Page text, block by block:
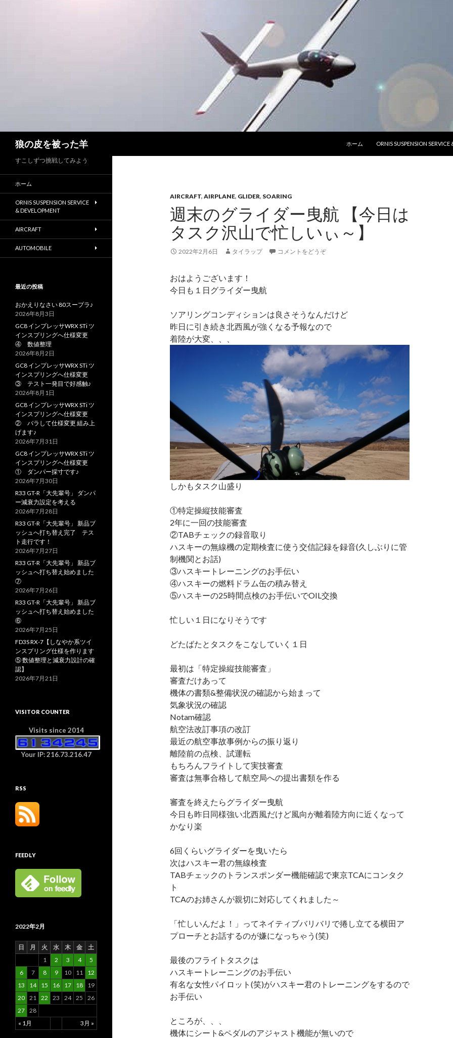
狼の皮を被った羊
ホーム
ORNIS SUSPENSION
AIRCRAFT, AIRPLANE, GLIDER, SOARING
週末のグライダー曳航 【今日は
タスク沢山で忙しいぃ～】
2022年2月6日 タイラップ コメントをどうぞ
おはようございます！
今日も１日グライダー曳航
ソアリングコンディションは良さそうなんだけど
昨日に引き続き北西風が強くなる予報なので
着陸が大変、、、
しかもタスク山盛り
①特定操縦技能審査
2年に一回の技能審査
②TABチェックの録音取り
ハスキーの無線機の定期検査に使う交信記録を録音(久しぶりに管
制機関とお話)
③ハスキートレーニングのお手伝い
④ハスキーの燃料ドラム缶の積み替え
⑤ハスキーの25時間点検のお手伝いでOIL交換
忙しい１日になりそうです
どたばたとタスクをこなしていく１日
最初は「特定操縦技能審査」
審査だけあって
機体の書類&整備状況の確認から始まって
気象状況の確認
Notam確認
航空法改訂事項の改訂
最近の航空事故事例からの振り返り
離陸前の点検、試運転
もちろんフライトして実技審査
審査は無事合格して航空局への提出書類を作る
審査を終えたらグライダー曳航
今日も昨日同様強い北西風だけど風向が離着陸方向に近くなって
かなり楽
6回くらいグライダーを曳いたら
次はハスキー君の無線検査
TABチェックのトランスポンダー機能確認で東京TCAにコンタク
ト
TCAのお姉さんが親切に対応してくれました～
「忙しいんだよ！」ってネイティブバリバリで捲し立てる横田ア
プローチとお話するのが嫌になっちゃう(笑)
最後のフライトタスクは
ハスキートレーニングのお手伝い
有名な女性パイロット(笑)がハスキー君のトレーニングをするので
お手伝い
ところが、、、
機体にシート&ペダルのアジャスト機能が無いので
すこしずつ挑戦してみよう
ホーム
ORNIS SUSPENSION SERVICE
& DEVELOPMENT
AIRCRAFT
AUTOMOBILE
最近の投稿
おかえりなさい 80スープラ♪
2026年8月3日
GC8 インプレッサWRX STi ツ
インスプリングへ仕様変更
④ 数値整理
2026年8月2日
GC8 インプレッサWRX STi ツ
インスプリングへ仕様変更
③ テスト一発目で好感触♪
2026年8月1日
GC8 インプレッサWRX STi ツ
インスプリングへ仕様変更
② バラして仕様変更 組み上
げます♪
2026年7月31日
GC8 インプレッサWRX STi ツ
インスプリングへ仕様変更
① ダンパー採寸です♪
2026年7月30日
R33 GT-R「大先輩号」 ダンパ
ー減衰力設定を考える
2026年7月28日
R33 GT-R「大先輩号」 新品ブ
ッシュへ打ち替え完了 テス
ト走行です！
2026年7月27日
R33 GT-R「大先輩号」 新品ブ
ッシュへ打ち替え始めました
⑦
2026年7月26日
R33 GT-R「大先輩号」 新品ブ
ッシュへ打ち替え始めました
⑥
2026年7月25日
FD3S RX-7【しなやか系ツイ
ンスプリング仕様を作ります
⑤ 数値整理と減衰力設計の確
認】
2026年7月21日
VISITOR COUNTER
Visits since 2014
Your IP: 216.73.216.47
RSS
FEEDLY
2022年2月
日 月 火 水 木 金 土
« 1月 3月 »
1 2 3 4
5
6
7 8 9 10 11
12
13
14 15 16 17 18
19
20 21 22 23 24 25
26
27 28